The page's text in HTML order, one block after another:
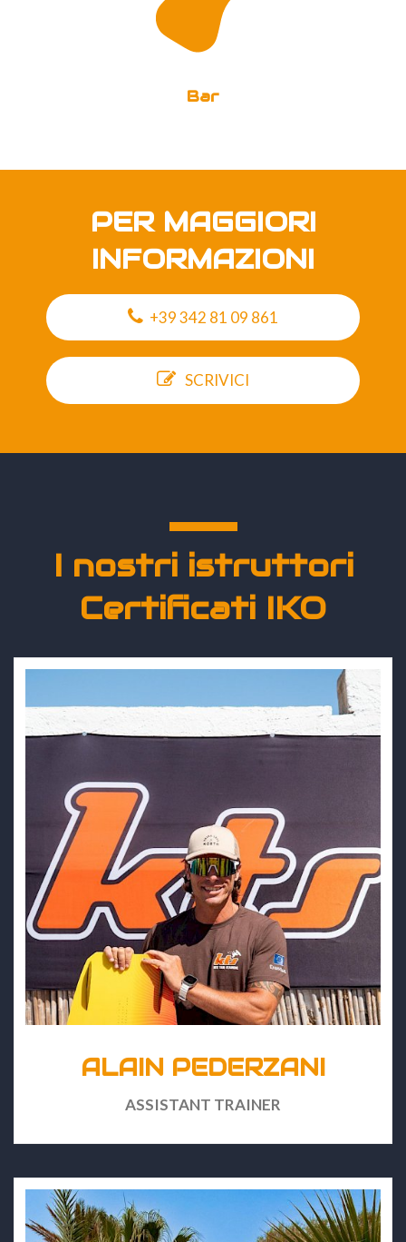
Bar
PER MAGGIORI
INFORMAZIONI
+39 342 81 09 861
SCRIVICI
I nostri istruttori
Certificati IKO
ALAIN PEDERZANI
ASSISTANT TRAINER